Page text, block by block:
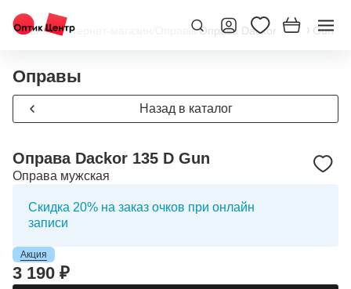
Главная/Интернет-магазин Оправы/Оправа Dackor 135 D Gun
Оправы
Назад в каталог
Оправа Dackor 135 D Gun
Оправа мужская
Скидка 20% на заказ очков при онлайн
записи
Акция
3 190 ₽